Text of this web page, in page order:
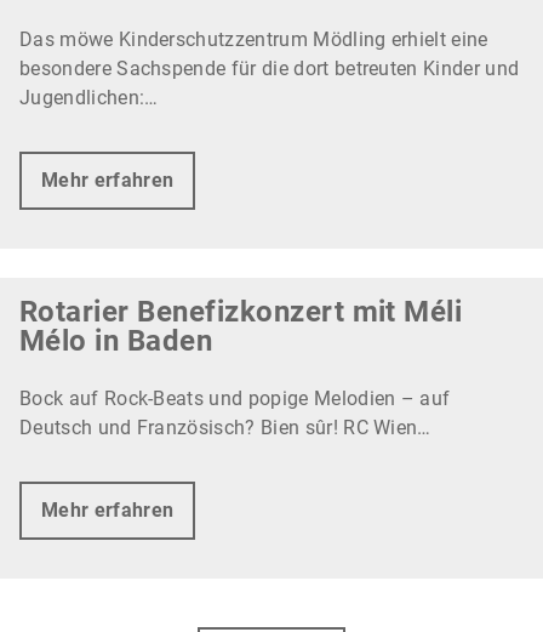
Das möwe Kinderschutzzentrum Mödling erhielt eine
besondere Sachspende für die dort betreuten Kinder und
Jugendlichen:…
Mehr erfahren
Rotarier Benefizkonzert mit Méli
Mélo in Baden
Bock auf Rock-Beats und popige Melodien – auf
Deutsch und Französisch? Bien sûr! RC Wien…
Mehr erfahren